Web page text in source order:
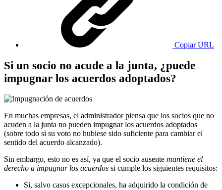
Copiar URL
Si un socio no acude a la junta, ¿puede
impugnar los acuerdos adoptados?
En muchas empresas, el administrador piensa que los socios que no
acuden a la junta no pueden impugnar los acuerdos adoptados
(sobre todo si su voto no hubiese sido suficiente para cambiar el
sentido del acuerdo alcanzado).
Sin embargo, esto no es así, ya que el socio ausente mantiene el
derecho a impugnar los acuerdos si cumple los siguientes requisitos:
Si, salvo casos excepcionales, ha adquirido la condición de